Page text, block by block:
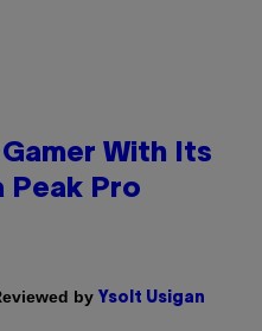
With Its
Peak Pro
by Ysolt Usigan